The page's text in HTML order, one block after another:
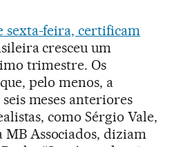
sexta-feira, certificam
cresceu um
trimestre. Os
pelo menos, a
meses anteriores
como Sérgio Vale,
Associados, diziam